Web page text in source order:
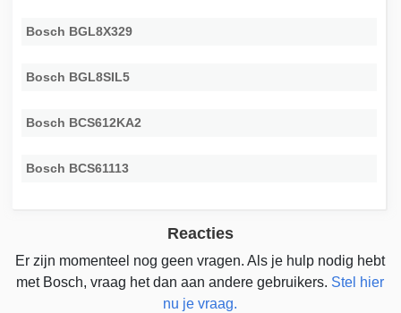
Bosch BGL8X329
Bosch BGL8SIL5
Bosch BCS612KA2
Bosch BCS61113
Reacties
Er zijn momenteel nog geen vragen. Als je hulp nodig hebt
met Bosch, vraag het dan aan andere gebruikers. Stel hier
nu je vraag.